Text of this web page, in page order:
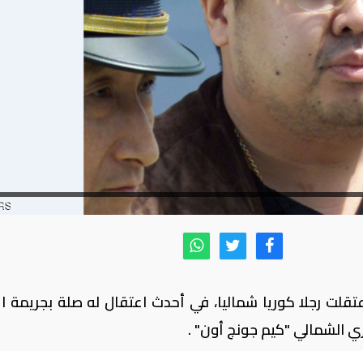
رجلا كوريا شماليا، في أحدث اعتقال له صلة بجريمة
الشمالي "كيم جونج أون" .